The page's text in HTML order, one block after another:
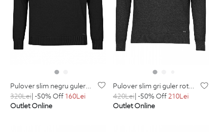
pulover slim negru guler in v din bumbac
320Lei| -50% Off 160Lei
Outlet Online
pulover slim gri guler rotund cu casmir
420Lei| -50% Off210Lei
Outlet Online